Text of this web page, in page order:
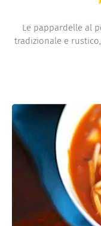
Le pappardelle al
tradizionale e